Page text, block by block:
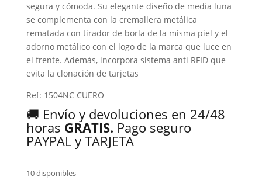
segura y cómoda. Su elegante diseño de media luna
se complementa con la cremallera metálica
rematada con tirador de borla de la misma piel y el
adorno metálico con el logo de la marca que luce en
el frente. Además, incorpora sistema anti RFID que
evita la clonación de tarjetas
Ref: 1504NC CUERO
🚚 Envío y devoluciones en 24/48
horas GRATIS. Pago seguro
PAYPAL y TARJETA
10 disponibles